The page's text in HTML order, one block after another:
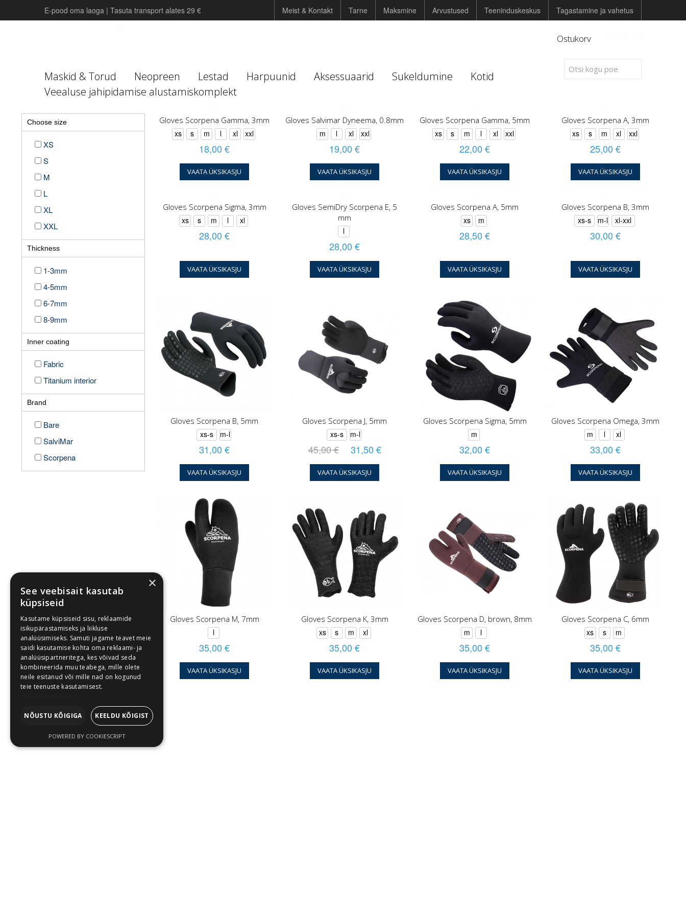
E-pood oma laoga | Tasuta transport alates 29 € Meist & Kontakt Tarne Maksmine Arvustused Teeninduskeskus Tagastamine ja vahetus
Ostukorv
Maskid & Torud Neopreen Lestad Harpuunid Aksessuaarid Sukeldumine
Kotid
Veealuse jahipidamise alustamiskomplekt
Choose size
XS
S
M
L
XL
XXL
Thickness
1-3mm
4-5mm
6-7mm
8-9mm
Inner coating
Fabric
Titanium interior
Brand
Bare
SalviMar
Scorpena
Gloves Scorpena Gamma, 3mm
xs
s m l xl xxl
18,00 €
VAATA ÜKSIKASJU
Gloves Salvimar Dyneema, 0.8mm
m
l xl xxl
19,00 €
VAATA ÜKSIKASJU
Gloves Scorpena Gamma, 5mm
xs
s m l xl xxl
22,00 €
VAATA ÜKSIKASJU
Gloves Scorpena A, 3mm
xs
s m xl xxl
25,00 €
VAATA ÜKSIKASJU
Gloves Scorpena Sigma, 3mm
xs
s m l xl
28,00 €
VAATA ÜKSIKASJU
Gloves SemiDry Scorpena E, 5
mm
l
28,00 €
VAATA ÜKSIKASJU
Gloves Scorpena A, 5mm
xs
m
28,50 €
VAATA ÜKSIKASJU
Gloves Scorpena B, 3mm
xs-s
m-l xl-xxl
30,00 €
VAATA ÜKSIKASJU
Gloves Scorpena B, 5mm
xs-s
m-l
31,00 €
VAATA ÜKSIKASJU
Gloves Scorpena J, 5mm
xs-s
m-l
45,00 € 31,50 €
VAATA ÜKSIKASJU
Gloves Scorpena Sigma, 5mm
m
32,00 €
VAATA ÜKSIKASJU
Gloves Scorpena Omega, 3mm
m
l xl
33,00 €
VAATA ÜKSIKASJU
Gloves Scorpena M, 7mm
l
35,00 €
VAATA ÜKSIKASJU
Gloves Scorpena K, 3mm
xs
s m xl
35,00 €
VAATA ÜKSIKASJU
Gloves Scorpena D, brown, 8mm
m
l
35,00 €
VAATA ÜKSIKASJU
Gloves Scorpena C, 6mm
xs
s m
35,00 €
VAATA ÜKSIKASJU
×
See veebisait kasutab
küpsiseid
Kasutame küpsiseid sisu, reklaamide
isikupärastamiseks ja liikluse
analüüsimiseks. Samuti jagame teavet meie
saidi kasutamise kohta oma reklaami- ja
analüüsipartneritega, kes võivad seda
kombineerida muu teabega, mille olete
neile esitanud või mille nad on kogunud
teie teenuste kasutamisest.
NÕUSTU KÕIGIGA KEELDU KÕIGIST
POWERED BY COOKIESCRIPT